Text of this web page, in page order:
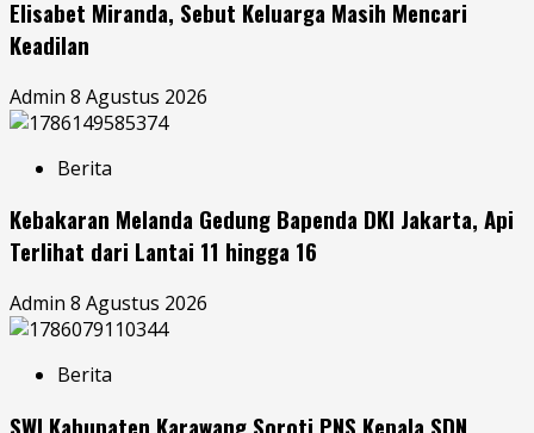
Elisabet Miranda, Sebut Keluarga Masih Mencari
Keadilan
Admin 8 Agustus 2026
Berita
Kebakaran Melanda Gedung Bapenda DKI Jakarta, Api
Terlihat dari Lantai 11 hingga 16
Admin 8 Agustus 2026
Berita
SWI Kabupaten Karawang Soroti PNS Kepala SDN